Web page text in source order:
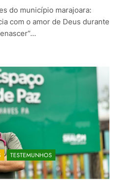
do município marajoara:
com o amor de Deus durante
TESTEMUNHOS